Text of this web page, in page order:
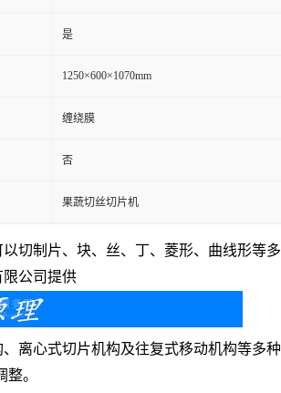
是
1250×600×1070mm
缠绕膜
否
果蔬切丝切片机
切制片、块、丝、丁、菱形、曲线形等
公司提供
离心式切片机构及往复式移动机构等多
。